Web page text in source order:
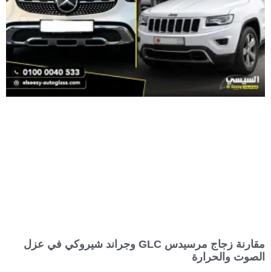
مقارنة زجاج مرسيدس GLC وجراند شيروكي في عزل
الصوت والحرارة